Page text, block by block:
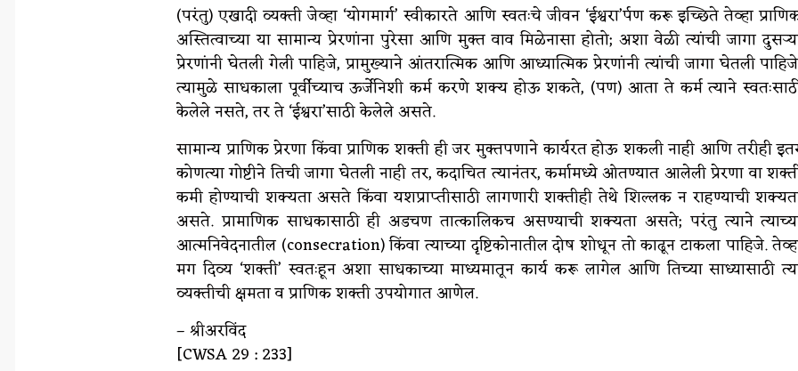
(परंतु) एखादी व्यक्ती जेव्हा ‘योगमार्ग’ स्वीकारते आणि स्वतःचे जीवन ‘ईश्वरा’र्पण करू इच्छिते तेव्हा
अस्तित्वाच्या या सामान्य प्रेरणांना पुरेसा आणि मुक्त वाव मिळेनासा होतो; अशा वेळी त्यांची जागा
प्रेरणांनी घेतली गेली पाहिजे, प्रामुख्याने आंतरात्मिक आणि आध्यात्मिक प्रेरणांनी त्यांची जागा घेतली
त्यामुळे साधकाला पूर्वीच्याच ऊर्जेनिशी कर्म करणे शक्य होऊ शकते, (पण) आता ते कर्म त्याने
केलेले नसते, तर ते ‘ईश्वरा’साठी केलेले असते.
सामान्य प्राणिक प्रेरणा किंवा प्राणिक शक्ती ही जर मुक्तपणाने कार्यरत होऊ शकली नाही आणि तरीही
कोणत्या गोष्टीने तिची जागा घेतली नाही तर, कदाचित त्यानंतर, कर्मामध्ये ओतण्यात आलेली प्रेरणा वा
कमी होण्याची शक्यता असते किंवा यशप्राप्तीसाठी लागणारी शक्तीही तेथे शिल्लक न राहण्याची
असते. प्रामाणिक साधकासाठी ही अडचण तात्कालिकच असण्याची शक्यता असते; परंतु त्याने
आत्मनिवेदनातील (consecration) किंवा त्याच्या दृष्टिकोनातील दोष शोधून तो काढून टाकला पाहिजे.
मग दिव्य ‘शक्ती’ स्वतःहून अशा साधकाच्या माध्यमातून कार्य करू लागेल आणि तिच्या साध्यासाठी
व्यक्तीची क्षमता व प्राणिक शक्ती उपयोगात आणेल.
– श्रीअरविंद
[CWSA 29 : 233]